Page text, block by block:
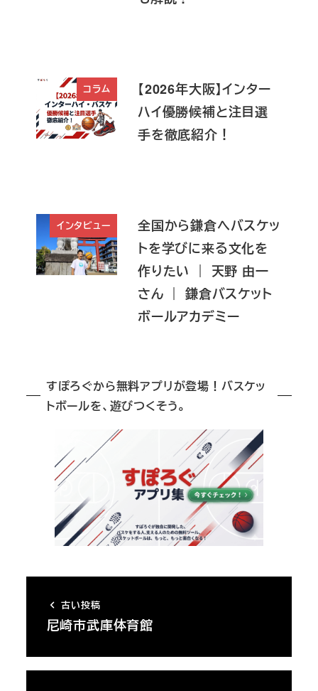
コラム
【2026年大阪】インター
ハイ優勝候補と注目選
手を徹底紹介！
インタビュー
全国から鎌倉へバスケッ
トを学びに来る文化を
作りたい ｜ 天野 由一
さん ｜ 鎌倉バスケット
ボールアカデミー
すぽろぐから無料アプリが登場！バスケッ
トボールを、遊びつくそう。
古い投稿
尼崎市武庫体育館